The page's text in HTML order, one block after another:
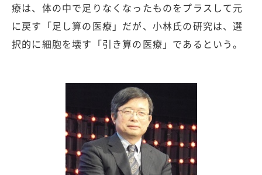
療は、体の中で足りなくなったものをプラスして元
に戻す「足し算の医療」だが、小林氏の研究は、選
択的に細胞を壊す「引き算の医療」であるという。